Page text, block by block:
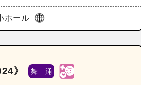
ホール
》 舞 踊